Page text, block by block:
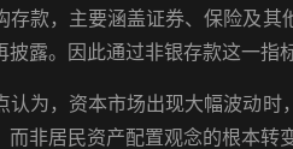
存款，主要涵盖证券、保险及
露。因此通过非银存款这一指
认为，资本市场出现大幅波动
非居民资产配置观念的根本转